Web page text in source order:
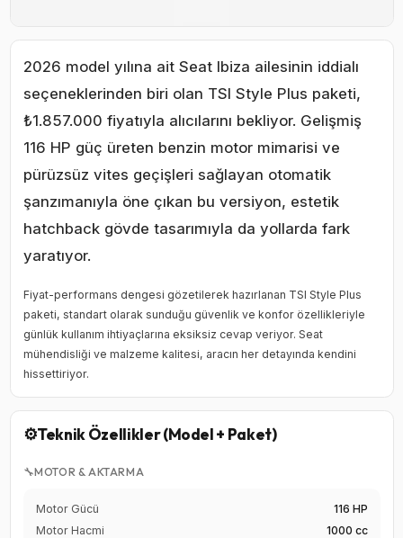
2026 model yılına ait Seat Ibiza ailesinin iddialı
seçeneklerinden biri olan TSI Style Plus paketi,
₺1.857.000 fiyatıyla alıcılarını bekliyor. Gelişmiş
116 HP güç üreten benzin motor mimarisi ve
pürüzsüz vites geçişleri sağlayan otomatik
şanzımanıyla öne çıkan bu versiyon, estetik
hatchback gövde tasarımıyla da yollarda fark
yaratıyor.
Fiyat-performans dengesi gözetilerek hazırlanan TSI Style Plus
paketi, standart olarak sunduğu güvenlik ve konfor özellikleriyle
günlük kullanım ihtiyaçlarına eksiksiz cevap veriyor. Seat
mühendisliği ve malzeme kalitesi, aracın her detayında kendini
hissettiriyor.
⚙️Teknik Özellikler (Model + Paket)
🔧MOTOR & AKTARMA
Motor Gücü
116 HP
Motor Hacmi
1000 cc